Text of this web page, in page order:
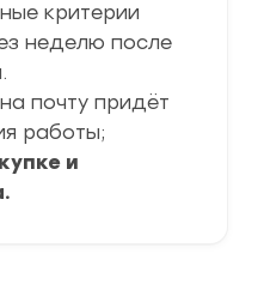
критерии
неделю после
почту придёт
работы;
и